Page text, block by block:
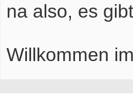
na also, es
Willkommen